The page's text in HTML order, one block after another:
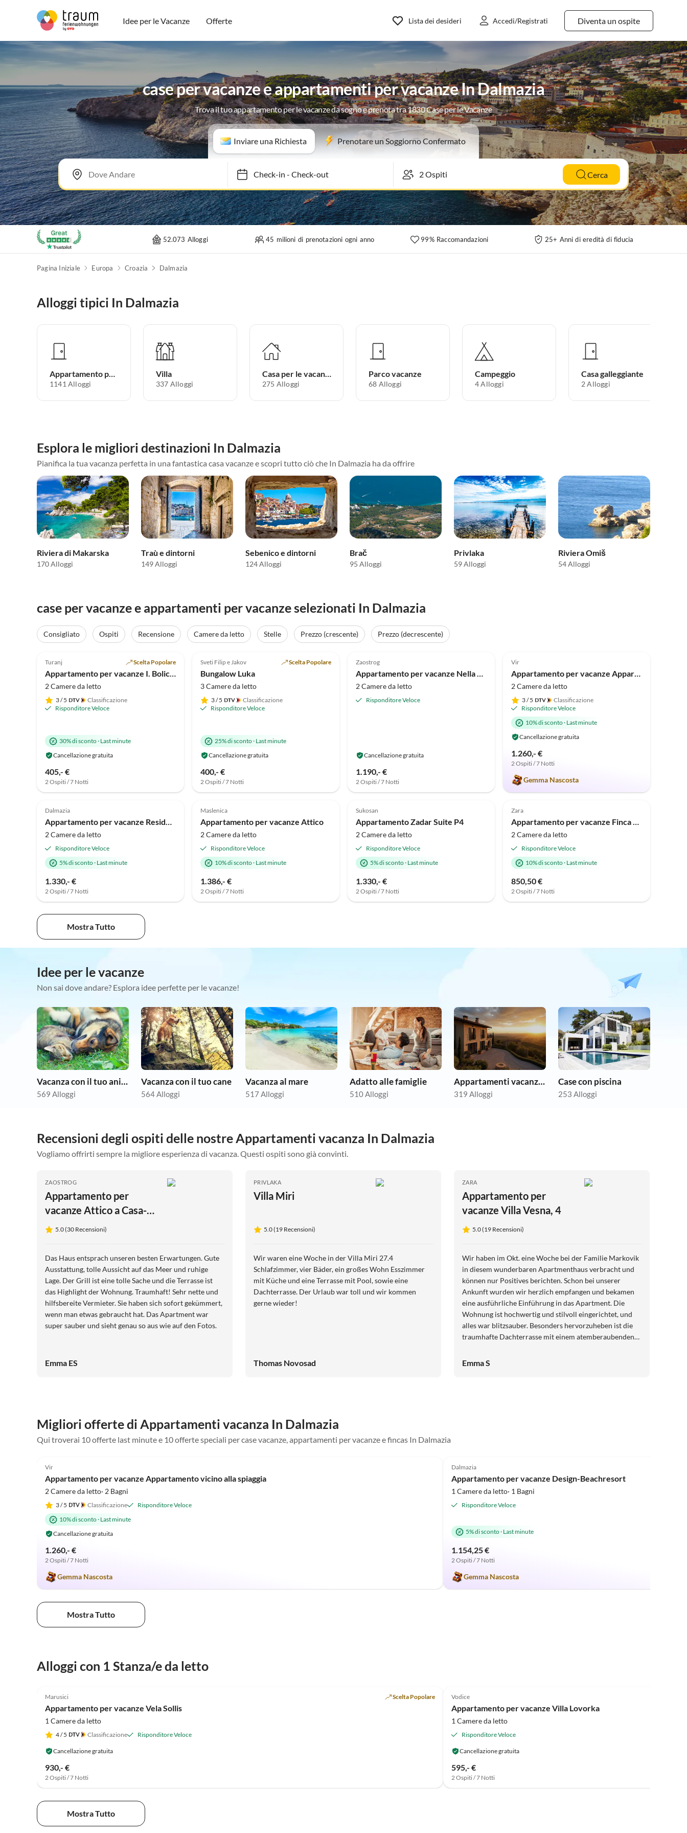
Idee per le Vacanze Offerte Diventa un ospite
Lista dei desideri Accedi/Registrati
case per vacanze e appartamenti per vacanze In Dalmazia
Trova il tuo appartamento per le vacanze da sogno e prenota tra 1830 Case per le Vacanze
Inviare una Richiesta Prenotare un Soggiorno Confermato
Check-in- Check-out Cerca
52.073 Alloggi 45 milioni di prenotazioni ogni anno 99% Raccomandazioni 25+ Anni di eredità di fiducia
Pagina Iniziale Europa Croazia Dalmazia
Alloggi tipici In Dalmazia
Appartamento per vacanze
1141 Alloggi
Villa
337 Alloggi
Casa per le vacanze
275 Alloggi
Parco vacanze
68 Alloggi
Campeggio
4 Alloggi
Casa galleggiante
2 Alloggi
Esplora le migliori destinazioni In Dalmazia
Pianifica la tua vacanza perfetta in una fantastica casa vacanze e scopri tutto ciò che In Dalmazia ha da offrire
Riviera di Makarska
170 Alloggi
Traù e dintorni
149 Alloggi
Sebenico e dintorni
124 Alloggi
Brač
95 Alloggi
Privlaka
59 Alloggi
Riviera Omiš
54 Alloggi
case per vacanze e appartamenti per vacanze selezionati In Dalmazia
Consigliato Ospiti Recensione Camere da letto Stelle Prezzo (crescente) Prezzo (decrescente)
Super ospite
Annuncio in
Alto
Turanj Scelta Popolare
Appartamento per vacanze I. Bolic-Turanj
2 Camere da letto
3/ 5
Classificazione
Risponditore Veloce
30% di sconto· Last minute
Cancellazione gratuita
405,- €
2 Ospiti / 7 Notti
Annuncio in
Alto
Sveti Filip e Jakov Scelta Popolare
Bungalow Luka
3 Camere da letto
3/ 5
Classificazione
Risponditore Veloce
25% di sconto· Last minute
Cancellazione gratuita
400,- €
2 Ospiti / 7 Notti
Zaostrog
Appartamento per vacanze Nella casa sulla spiaggia Iva 2
2 Camere da letto
Risponditore Veloce
Cancellazione gratuita
1.190,- €
2 Ospiti / 7 Notti
Vir
Appartamento per vacanze Appartamento vicino alla spiaggia
2 Camere da letto
3/ 5
Classificazione
Risponditore Veloce
10% di sconto· Last minute
Cancellazione gratuita
1.260,- €
2 Ospiti / 7 Notti
Gemma Nascosta
Alto
5.0 (1)
Dalmazia
Appartamento per vacanze Residence World Miami/Sydney
2 Camere da letto
Risponditore Veloce
5% di sconto· Last minute
1.330,- €
2 Ospiti / 7 Notti
Alto
5.0 (1)
Maslenica
Appartamento per vacanze Attico
2 Camere da letto
Risponditore Veloce
10% di sconto· Last minute
1.386,- €
2 Ospiti / 7 Notti
Alto
4.0 (1)
Sukosan
Appartamento Zadar Suite P4
2 Camere da letto
Risponditore Veloce
5% di sconto· Last minute
1.330,- €
2 Ospiti / 7 Notti
Alto
Zara
Appartamento per vacanze Finca Maslenica
2 Camere da letto
Risponditore Veloce
10% di sconto· Last minute
850,50 €
2 Ospiti / 7 Notti
Mostra Tutto
Idee per le vacanze
Non sai dove andare? Esplora idee perfette per le vacanze!
Vacanza con il tuo animale domestico
569 Alloggi
Vacanza con il tuo cane
564 Alloggi
Vacanza al mare
517 Alloggi
Adatto alle famiglie
510 Alloggi
Appartamenti vacanze economici
319 Alloggi
Case con piscina
253 Alloggi
Recensioni degli ospiti delle nostre Appartamenti vacanza In Dalmazia
Vogliamo offrirti sempre la migliore esperienza di vacanza. Questi ospiti sono già convinti.
ZAOSTROG
Appartamento per
vacanze Attico a Casa-
Viter
5.0 (30 Recensioni)
Das Haus entsprach unseren besten Erwartungen. Gute
Ausstattung, tolle Aussicht auf das Meer und ruhige
Lage. Der Grill ist eine tolle Sache und die Terrasse ist
das Highlight der Wohnung. Traumhaft! Sehr nette und
hilfsbereite Vermieter. Sie haben sich sofort gekümmert,
wenn man etwas gebraucht hat. Das Apartment war
super sauber und sieht genau so aus wie auf den Fotos.
Emma ES
PRIVLAKA
Villa Miri
5.0 (19 Recensioni)
Wir waren eine Woche in der Villa Miri 27.4
Schlafzimmer, vier Bäder, ein großes Wohn Esszimmer
mit Küche und eine Terrasse mit Pool, sowie eine
Dachterrasse. Der Urlaub war toll und wir kommen
gerne wieder!
Thomas Novosad
ZARA
Appartamento per
vacanze Villa Vesna, 4
5.0 (19 Recensioni)
Wir haben im Okt. eine Woche bei der Familie Markovik
in diesem wunderbaren Apartmenthaus verbracht und
können nur Positives berichten. Schon bei unserer
Ankunft wurden wir herzlich empfangen und bekamen
eine ausführliche Einführung in das Apartment. Die
Wohnung ist hochwertig und stilvoll eingerichtet, und
alles war blitzsauber. Besonders hervorzuheben ist die
traumhafte Dachterrasse mit einem atemberaubenden
Zadar, unbeschreiblich schön. Wir können dieses
Emma S
Migliori offerte di Appartamenti vacanza In Dalmazia
Qui troverai 10 offerte last minute e 10 offerte speciali per case vacanze, appartamenti per vacanze e fincas In Dalmazia
Annuncio in
Vir
Appartamento per vacanze Appartamento vicino alla spiaggia
2 Camere da letto· 2 Bagni
3/ 5 Classificazione
Risponditore Veloce
10% di sconto· Last minute
Cancellazione gratuita
1.260,- €
2 Ospiti / 7 Notti
Gemma Nascosta
Dalmazia
Appartamento per vacanze Design-Beachresort
1 Camere da letto· 1 Bagni
Risponditore Veloce
5% di sconto· Last minute
1.154,25 €
2 Ospiti / 7 Notti
Gemma Nascosta
Mostra Tutto
Alloggi con 1 Stanza/e da letto
Marusici Scelta Popolare
Appartamento per vacanze Vela Sollis
1 Camere da letto
4/ 5 Classificazione Risponditore Veloce
Cancellazione gratuita
930,- €
2 Ospiti / 7 Notti
Vodice
Appartamento per vacanze Villa Lovorka
1 Camere da letto
Risponditore Veloce
Cancellazione gratuita
595,- €
2 Ospiti / 7 Notti
Mostra Tutto